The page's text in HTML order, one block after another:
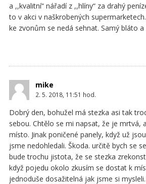
a ,,kvalitní“ nářadí z ,,hlíny“ za drahý
to v akci v naškrobených
ke zvonům se nedá sehnat. Samý bláto
mike
2. 5. 2018, 11:51 hod.
Dobrý den, bohužel má stezka asi tak
sebou. Chtělo se mi napsat, že je mrtvá,
místo. Jinak poničené panely, když už
jsme nedohledali. Škoda. určitě bych se
bude trochu jistota, že se stezka
když pojedu okolo zkusím se dostat k
jednoduše dosažitelná jak jsme si mysleli.